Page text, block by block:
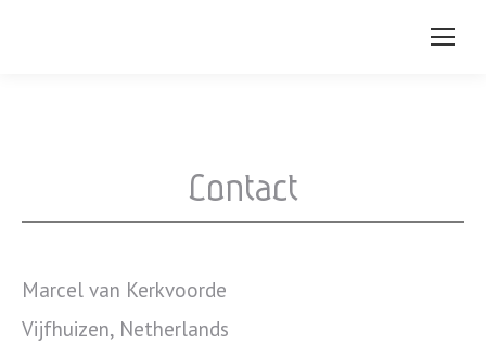
Contact
Marcel van Kerkvoorde
Vijfhuizen, Netherlands